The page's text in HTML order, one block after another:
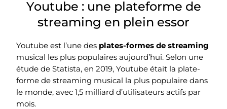
Youtube : une plateforme de
streaming en plein essor
Youtube est l’une des plates-formes de streaming
musical les plus populaires aujourd’hui. Selon une
étude de Statista, en 2019, Youtube était la plate-
forme de streaming musical la plus populaire dans
le monde, avec 1,5 milliard d’utilisateurs actifs par
mois.